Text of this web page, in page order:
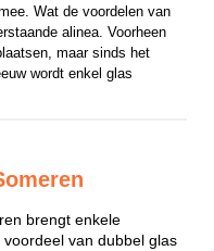
Wat de voordelen van
alinea. Voorheen
maar sinds het
wordt enkel glas
brengt enkele
van dubbel glas